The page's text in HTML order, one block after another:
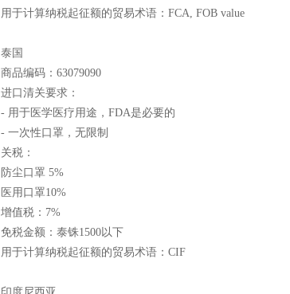
用于计算纳税起征额的贸易术语： FCA, FOB value
泰国
商品编码： 63079090
进口清关要求：
- 用于医学医疗用途，FDA是必要的
- 一次性口罩，无限制
关税：
防尘口罩 5%
医用口罩10%
增值税： 7%
免税金额：泰铢1500以下
用于计算纳税起征额的贸易术语： CIF